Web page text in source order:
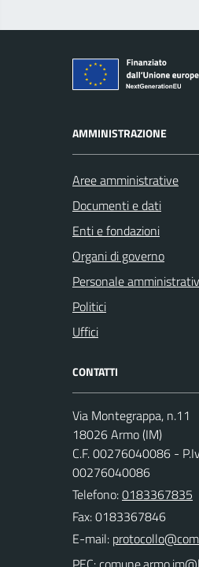
AMMINISTRAZIONE
Aree amministrative
Documenti e dati
Enti e fondazioni
Organi di governo
Personale
Politici
Uffici
CONTATTI
Via Montegrappa, n.11
18026 Armo (IM)
C.F. 00276040086 -
00276040086
Telefono:0183367835
Fax: 0183367846
E-mail: